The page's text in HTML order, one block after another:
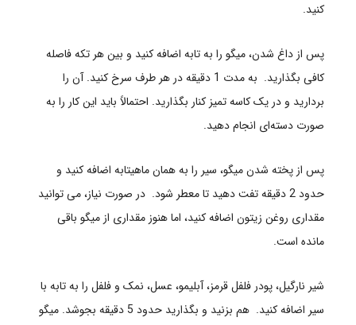
کنید.
پس از داغ شدن، میگو را به تابه اضافه کنید و بین هر تکه فاصله
کافی بگذارید. به مدت 1 دقیقه در هر طرف سرخ کنید. آن را
بردارید و در یک کاسه تمیز کنار بگذارید. احتمالاً باید این کار را به
صورت دسته‌ای انجام دهید.
پس از پخته شدن میگو، سیر را به همان ماهیتابه اضافه کنید و
حدود 2 دقیقه تفت دهید تا معطر شود. در صورت نیاز، می توانید
مقداری روغن زیتون اضافه کنید، اما هنوز مقداری از میگو باقی
مانده است.
شیر نارگیل، پودر فلفل قرمز، آبلیمو، عسل، نمک و فلفل را به تابه با
سیر اضافه کنید. هم بزنید و بگذارید حدود 5 دقیقه بجوشد.
میگو